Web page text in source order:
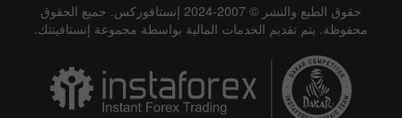
حقوق الطبع والنشر © 2007-2024 إنستافوركس. جميع الحقوق
محفوظة. يتم تقديم الخدمات المالية بواسطة مجموعة إنستافينتك.